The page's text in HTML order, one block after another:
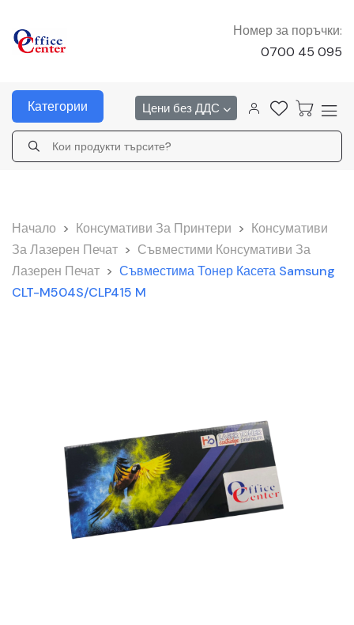
Номер за поръчки:
0700 45 095
Категории Цени без ДДС
Начало > Консумативи За Принтери > Консумативи
За Лазерен Печат > Съвместими Консумативи За
Лазерен Печат > Съвместима Тонер Касета Samsung
CLT-M504S/CLP415 M